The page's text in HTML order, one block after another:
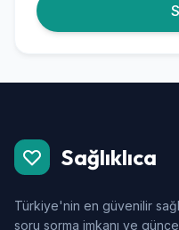
Sağlıklıca
Türkiye'nin en güvenilir
soru sorma imkanı ve